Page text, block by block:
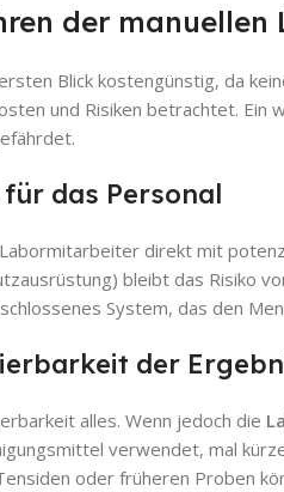
der
Blick kostengünstig, da
und Risiken betrachtet.
das Personal
direkt mit
bleibt das Risiko
System, das den
der
alles. Wenn jedoch die
verwendet, mal
oder früheren Proben